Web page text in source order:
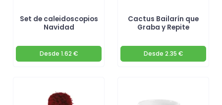
Set de caleidoscopios
Navidad
Desde 1.62 €
Cactus Bailarín que
Graba y Repite
Desde 2.35 €